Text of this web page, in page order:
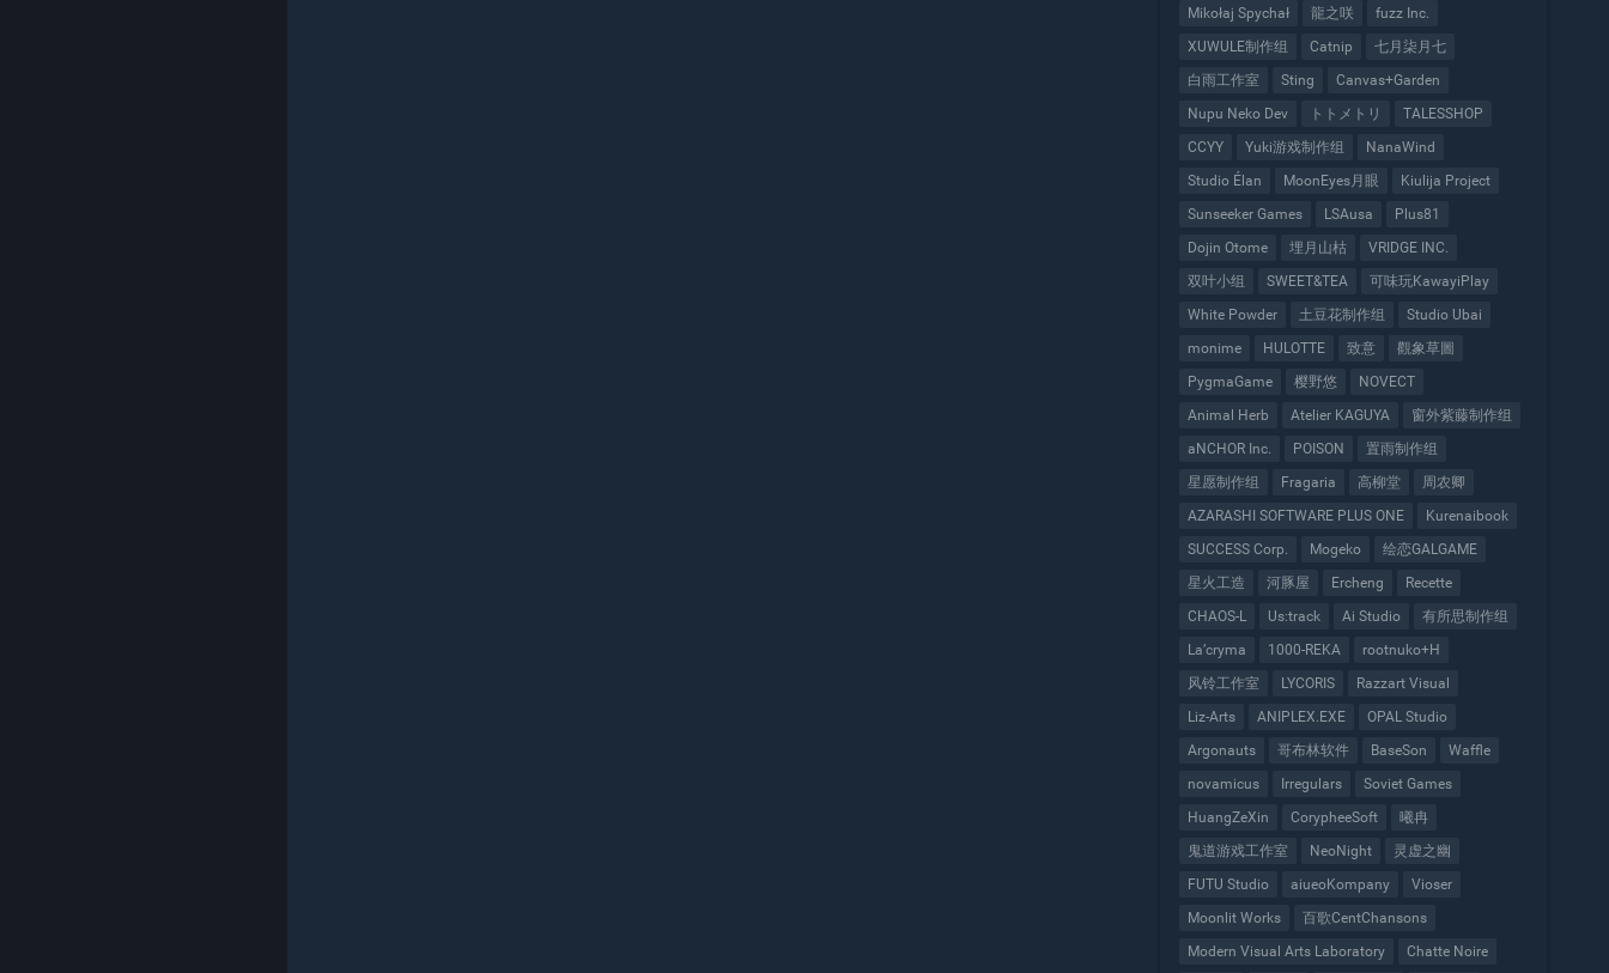
Mikołaj Spychał
龍之咲
fuzz Inc.
XUWULE制作组
Catnip
七月柒月七
白雨工作室
Sting
Canvas+Garden
Nupu Neko Dev
トトメトリ
TALESSHOP
CCYY
Yuki游戏制作组
NanaWind
Studio Élan
MoonEyes月眼
Kiulija Project
Sunseeker Games
LSAusa
Plus81
Dojin Otome
埋月山枯
VRIDGE INC.
双叶小组
SWEET&TEA
可味玩KawayiPlay
White Powder
土豆花制作组
Studio Ubai
monime
HULOTTE 致意
觀象草圖
PygmaGame
樱野悠
NOVECT
Animal Herb
Atelier KAGUYA
窗外紫藤制作组
aNCHOR Inc.
POISON
置雨制作组
星愿制作组
Fragaria 高柳堂
周农卿
AZARASHI SOFTWARE PLUS ONE
Kurenaibook
SUCCESS Corp.
Mogeko
绘恋GALGAME
星火工造
河豚屋 Ercheng
Recette
CHAOS-L
Us:track Ai Studio
有所思制作组
La’cryma
1000-REKA
rootnuko+H
风铃工作室
LYCORIS
Razzart Visual
Liz-Arts
ANIPLEX.EXE
OPAL Studio
Argonauts
哥布林软件 BaseSon
Waffle
novamicus
Irregulars
Soviet Games
HuangZeXin
CorypheeSoft
曦冉
鬼道游戏工作室
NeoNight
灵虚之幽
FUTU Studio
aiueoKompany
Vioser
Moonlit Works
百歌CentChansons
Modern Visual Arts Laboratory
Chatte Noire